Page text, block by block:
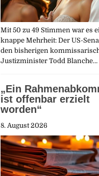
Mit 50 zu 49 Stimmen war es
knappe Mehrheit: Der US-
den bisherigen
Justizminister Todd Blanche…
„Ein
ist offenbar erzielt
worden“
8. August 2026